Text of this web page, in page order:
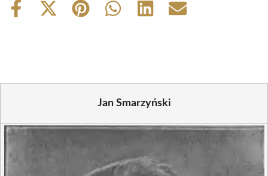
Share
Share
Share
Share
Share
Share
Jan Smarzyński